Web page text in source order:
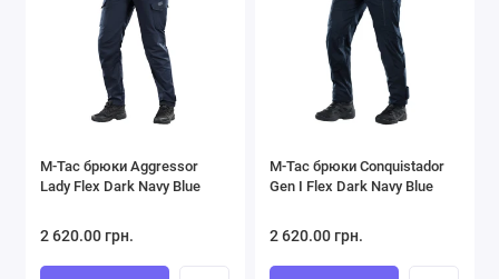
Форма ВСУ
Футболки Поло
Шорты
Показать все
M-Tac брюки Aggressor
Lady Flex Dark Navy Blue
2 620.00 грн.
M-Tac брюки Conquistador
Gen I Flex Dark Navy Blue
2 620.00 грн.